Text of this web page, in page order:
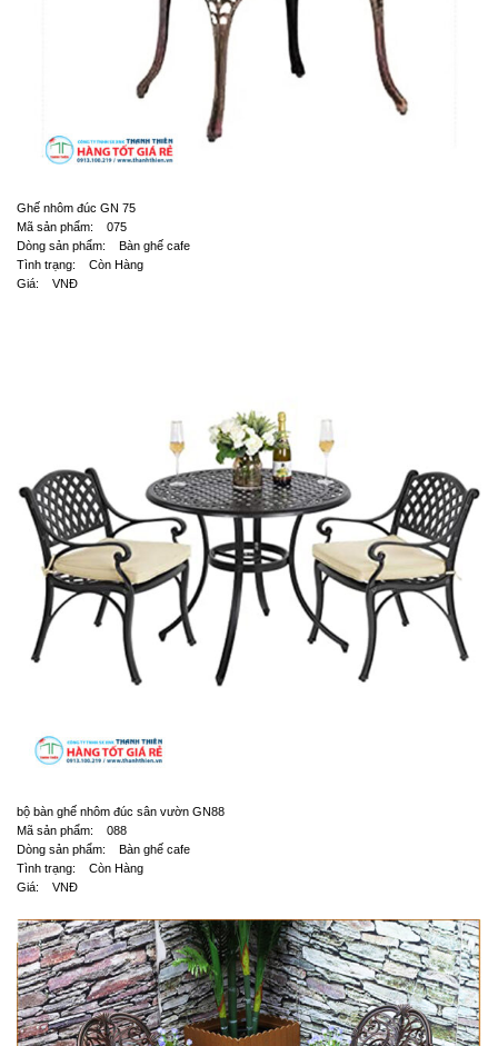
Ghế nhôm đúc GN 75
Mã sản phẩm: 075
Dòng sản phẩm: Bàn ghế cafe
Tình trạng: Còn Hàng
Giá: VNĐ
bộ bàn ghế nhôm đúc sân vườn GN88
Mã sản phẩm: 088
Dòng sản phẩm: Bàn ghế cafe
Tình trạng: Còn Hàng
Giá: VNĐ